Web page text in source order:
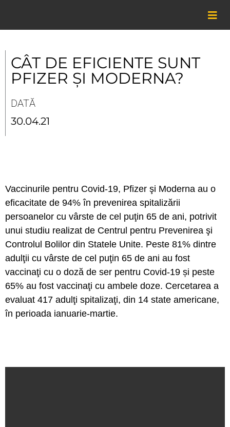
content
CÂT DE EFICIENTE SUNT
PFIZER ȘI MODERNA?
DATĂ
30.04.21
Vaccinurile pentru Covid-19, Pfizer şi Moderna au o
eficacitate de 94% în prevenirea spitalizării
persoanelor cu vârste de cel puţin 65 de ani, potrivit
unui studiu realizat de Centrul pentru Prevenirea şi
Controlul Bolilor din Statele Unite. Peste 81% dintre
adulţii cu vârste de cel puţin 65 de ani au fost
vaccinaţi cu o doză de ser pentru Covid-19 și peste
65% au fost vaccinaţi cu ambele doze. Cercetarea a
evaluat 417 adulţi spitalizaţi, din 14 state americane,
în perioada ianuarie-martie.